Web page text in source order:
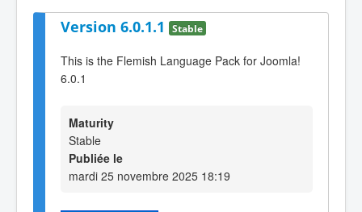
Version 6.0.1.1 Stable
This is the Flemish Language Pack for Joomla!
6.0.1
Maturity
Stable
Publiée le
mardi 25 novembre 2025 18:19